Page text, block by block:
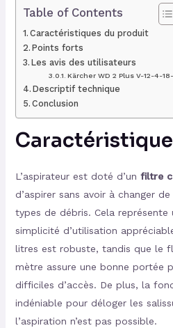
Table of Contents
Caractéristiques du produit
Points forts
Les avis des utilisateurs
Kärcher WD 2 Plus V-12-4-
Descriptif technique
Conclusion
L’aspirateur est doté d’un filtre
d’aspirer sans avoir à changer
types de débris. Cela
simplicité d’utilisation
litres est robuste, tandis que le
mètre assure une bonne portée
difficiles d’accès. De plus, la
indéniable pour déloger les
l’aspiration n’est pas possible.